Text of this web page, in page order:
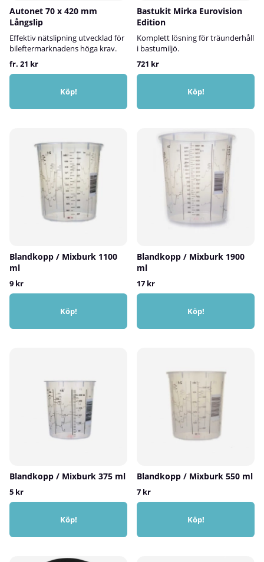
Autonet 70 x 420 mm
Långslip
Effektiv nätslipning utvecklad för
bileftermarknadens höga krav.
fr. 21 kr
Köp!
Bastukit Mirka Eurovision
Edition
Komplett lösning för träunderhåll
i bastumiljö.
721 kr
Köp!
Blandkopp / Mixburk 1100
ml
9 kr
Köp!
Blandkopp / Mixburk 1900
ml
17 kr
Köp!
Blandkopp / Mixburk 375 ml
5 kr
Köp!
Blandkopp / Mixburk 550 ml
7 kr
Köp!